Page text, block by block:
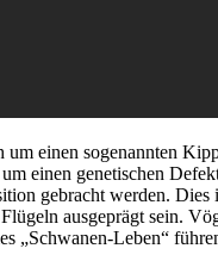
einen sogenannten
einen genetischen
gebracht werden.
ausgeprägt sein.
„Schwanen-Leben“